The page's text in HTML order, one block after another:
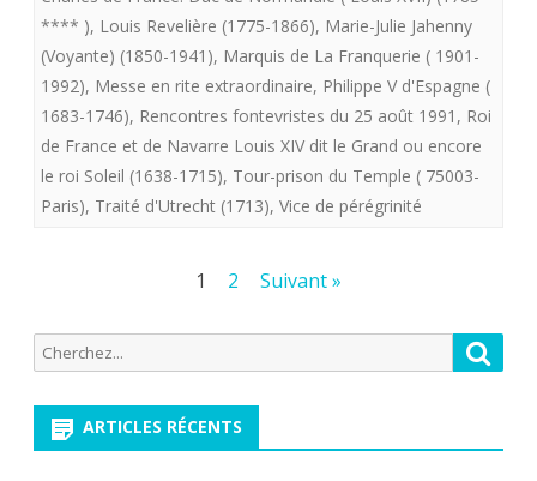
de
Fontevrault,
Hervé
président
(1991-
de
**** ), Louis Revelière (1775-1866), Marie-Julie Jahenny
(Voyante) (1850-1941), Marquis de La Franquerie ( 1901-
1992), Messe en rite extraordinaire, Philippe V d'Espagne (
1683-1746), Rencontres fontevristes du 25 août 1991 , Roi
de France et de Navarre Louis XIV dit le Grand ou encore
le roi Soleil (1638-1715), Tour-prison du Temple ( 75003-
Paris), Traité d'Utrecht (1713), Vice de pérégrinité
publications
1 2 Suivant »
Recherche
pour:
ARTICLES RÉCENTS